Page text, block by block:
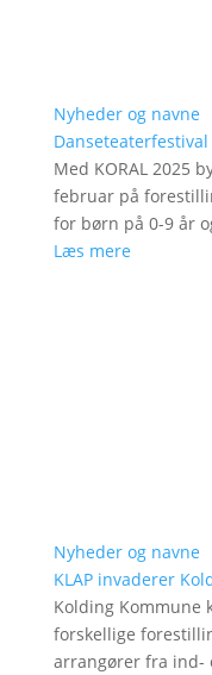
Nyheder og navne
Med KORAL 2025
februar på
for børn på 0-9 år
Læs mere
Nyheder og navne
KLAP invaderer
Kolding Kommune
forskellige
arrangører fra ind-